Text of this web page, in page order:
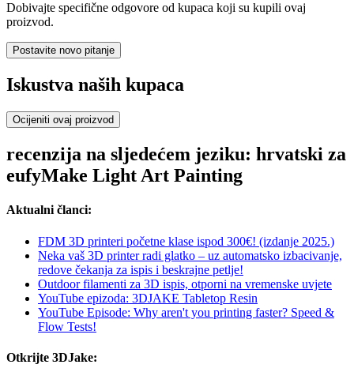
Dobivajte specifične odgovore od kupaca koji su kupili ovaj
proizvod.
Postavite novo pitanje
Iskustva naših kupaca
Ocijeniti ovaj proizvod
recenzija na sljedećem jeziku: hrvatski za
eufyMake Light Art Painting
Aktualni članci:
FDM 3D printeri početne klase ispod 300€! (izdanje 2025.)
Neka vaš 3D printer radi glatko – uz automatsko izbacivanje,
redove čekanja za ispis i beskrajne petlje!
Outdoor filamenti za 3D ispis, otporni na vremenske uvjete
YouTube epizoda: 3DJAKE Tabletop Resin
YouTube Episode: Why aren't you printing faster? Speed &
Flow Tests!
Otkrijte 3DJake: